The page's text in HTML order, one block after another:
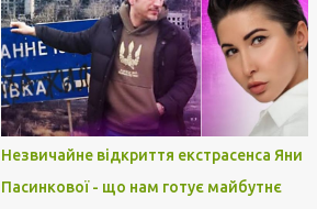
залишить вас байдужими!
Незвичайне відкриття екстрасенса Яни
Пасинкової - що нам готує майбутнє